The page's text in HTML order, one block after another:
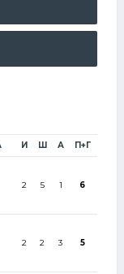
И Ш А П+Г
2 5 1 6
2 2 3 5